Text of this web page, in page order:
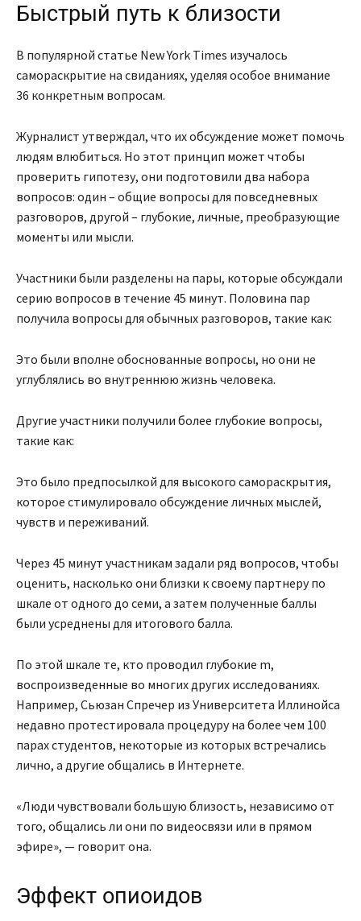
Быстрый путь к близости
В популярной статье New York Times изучалось
самораскрытие на свиданиях, уделяя особое внимание
36 конкретным вопросам.
Журналист утверждал, что их обсуждение может помочь
людям влюбиться. Но этот принцип может чтобы
проверить гипотезу, они подготовили два набора
вопросов: один – общие вопросы для повседневных
разговоров, другой – глубокие, личные, преобразующие
моменты или мысли.
Участники были разделены на пары, которые обсуждали
серию вопросов в течение 45 минут. Половина пар
получила вопросы для обычных разговоров, такие как:
Это были вполне обоснованные вопросы, но они не
углублялись во внутреннюю жизнь человека.
Другие участники получили более глубокие вопросы,
такие как:
Это было предпосылкой для высокого самораскрытия,
которое стимулировало обсуждение личных мыслей,
чувств и переживаний.
Через 45 минут участникам задали ряд вопросов, чтобы
оценить, насколько они близки к своему партнеру по
шкале от одного до семи, а затем полученные баллы
были усреднены для итогового балла.
По этой шкале те, кто проводил глубокие m,
воспроизведенные во многих других исследованиях.
Например, Сьюзан Спречер из Университета Иллинойса
недавно протестировала процедуру на более чем 100
парах студентов, некоторые из которых встречались
лично, а другие общались в Интернете.
«Люди чувствовали большую близость, независимо от
того, общались ли они по видеосвязи или в прямом
эфире», — говорит она.
Эффект опиоидов